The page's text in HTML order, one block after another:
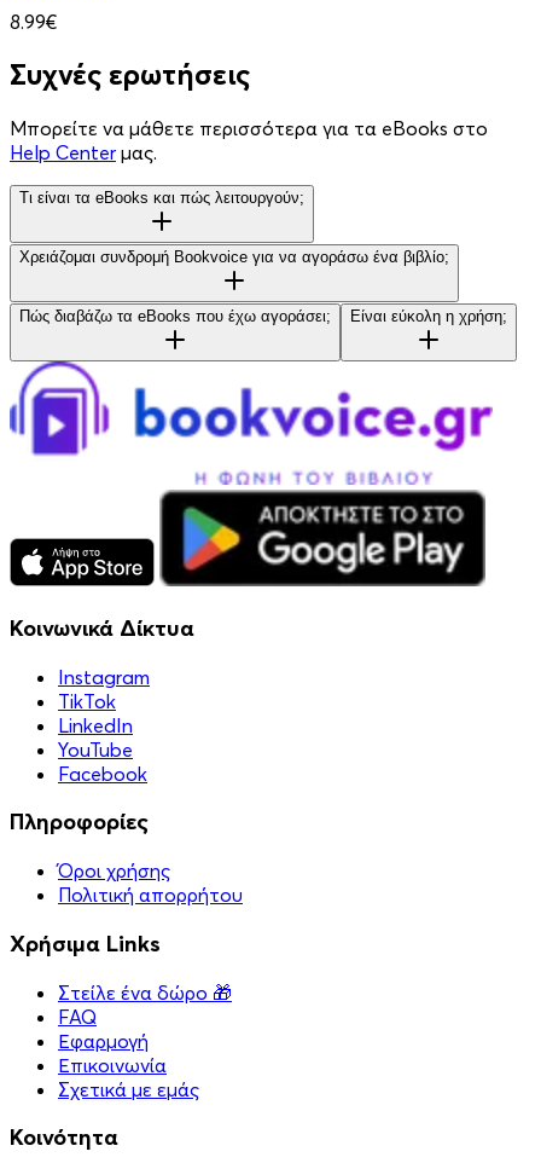
8.99€
Συχνές ερωτήσεις
Μπορείτε να μάθετε περισσότερα για τα eBooks στο
Help Center μας.
Τι είναι τα eBooks και πώς λειτουργούν;
Χρειάζομαι συνδρομή Bookvoice για να αγοράσω ένα βιβλίο;
Πώς διαβάζω τα eBooks που έχω αγοράσει; Είναι εύκολη η χρήση;
Κοινωνικά Δίκτυα
Instagram
TikTok
LinkedIn
YouTube
Facebook
Πληροφορίες
Όροι χρήσης
Πολιτική απορρήτου
Χρήσιμα Links
Στείλε ένα δώρο 🎁
FAQ
Εφαρμογή
Επικοινωνία
Σχετικά με εμάς
Κοινότητα